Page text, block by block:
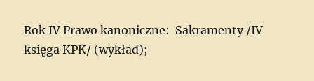
Rok IV Prawo kanoniczne: Sakramenty /IV
księga KPK/ (wykład);